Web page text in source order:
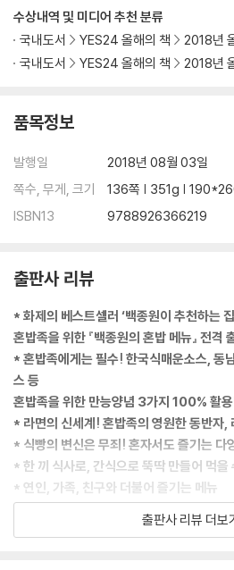
설탕빠다빵
햄멜트토스트
베이컨식빵말이
볶음고추장소스 만들기
볶음고추장찌개
기름떡볶이
알리오올리오떡볶이
에그베네딕트
멕시칸샐러드
바나나밀크셰이크
옥수수전
참치밥전
홍합탕
바지락찜
목살고추장구이
홈메이드 바이젠맥주
찾아보기
수상내역 및 미디어 추천 분류
국내도서
YES24 올해의 책
2018년
국내도서
YES24 올해의 책 2018년
품목정보
발행일
2018년 08월 03일
쪽수, 무게, 크기
136쪽 | 351g |
ISBN13
9788926366219
출판사 리뷰
* 화제의 베스트셀러 ‘백종원이 추천하는
혼밥족을 위한 『백종원의 혼밥 메뉴』 전격
* 혼밥족에게는 필수! 한국식매운소스, 동
스 등
혼밥족을 위한 만능양념 3가지 100% 활
* 라면의 신세계! 혼밥족의 영원한 동반자,
* 식빵의 변신은 무죄! 혼자서도 즐기는 다
* 한 끼 식사로, 간식으로 뚝딱 만들어 먹을
* 연인, 가족, 친구와 더불어 즐기는 메뉴
“이제는 나를 위해 요리한다!”
출판사 리뷰 더보